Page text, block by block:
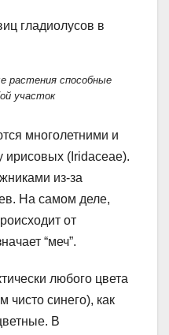
растения способные
участок
многолетними и
ирисовых (Iridaceae).
из-за
На самом деле,
от
“меч”.
любого цвета
чисто синего), как
В